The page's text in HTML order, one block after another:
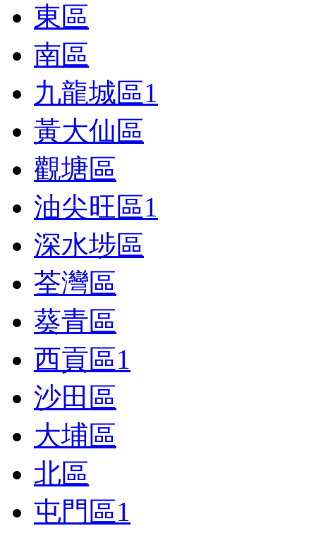
東區
南區
九龍城區1
黃大仙區
觀塘區
油尖旺區1
深水埗區
荃灣區
葵青區
西貢區1
沙田區
大埔區
北區
屯門區1